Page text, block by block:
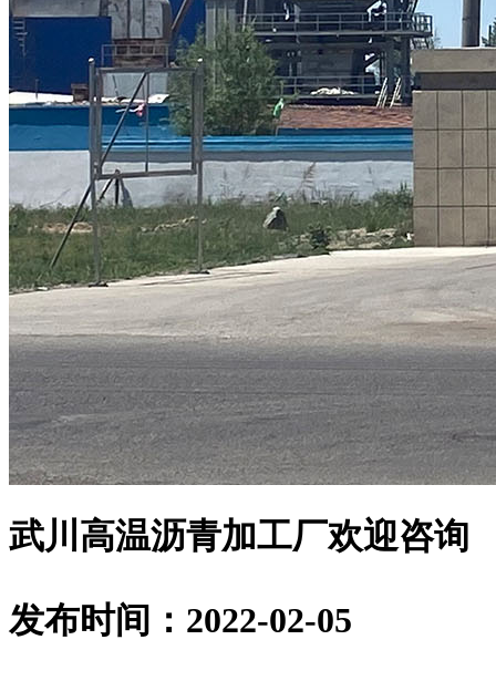
武川高温沥青加工厂欢迎咨询
发布时间：2022-02-05